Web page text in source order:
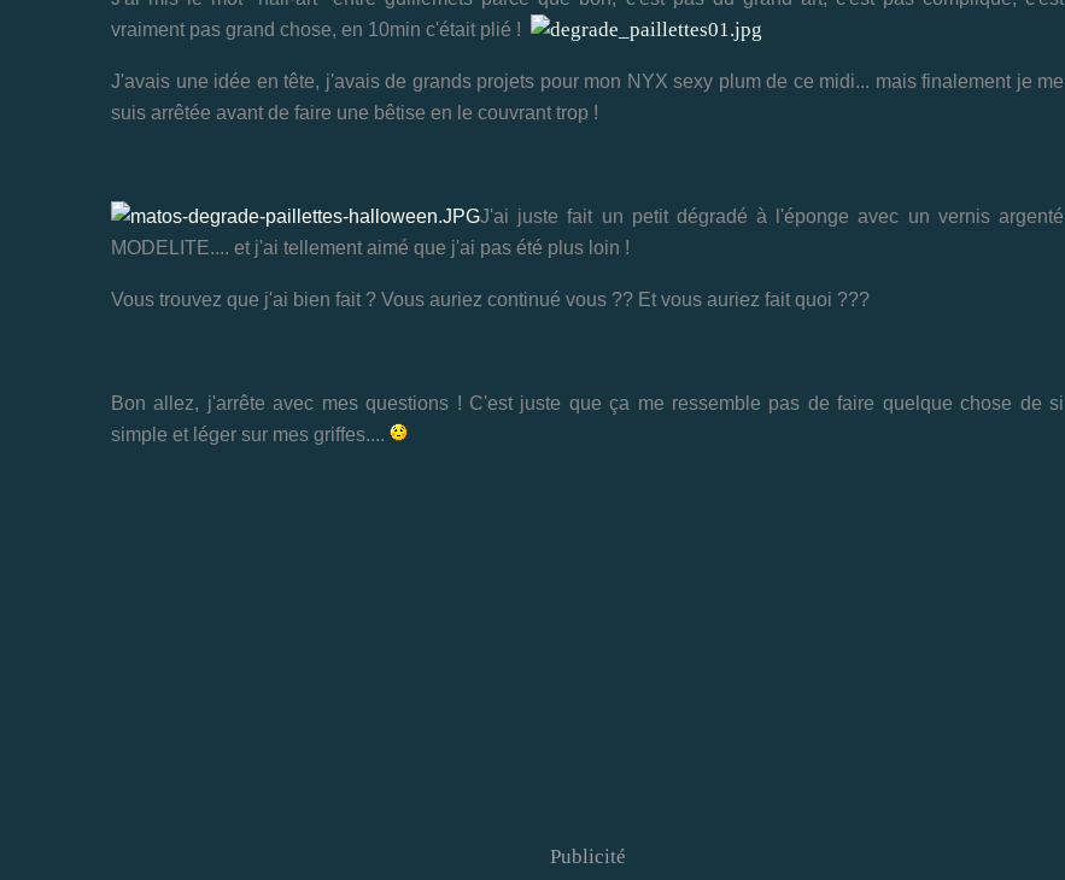
vraiment pas grand chose, en 10min c'était plié !
J'avais une idée en tête, j'avais de grands projets pour mon NYX sexy plum de ce midi... mais finalement je me
suis arrêtée avant de faire une bêtise en le couvrant trop !
J'ai juste fait un petit dégradé à l'éponge avec un vernis argenté
MODELITE.... et j'ai tellement aimé que j'ai pas été plus loin !
Vous trouvez que j'ai bien fait ? Vous auriez continué vous ?? Et vous auriez fait quoi ???
Bon allez, j'arrête avec mes questions ! C'est juste que ça me ressemble pas de faire quelque chose de si
simple et léger sur mes griffes....
Publicité